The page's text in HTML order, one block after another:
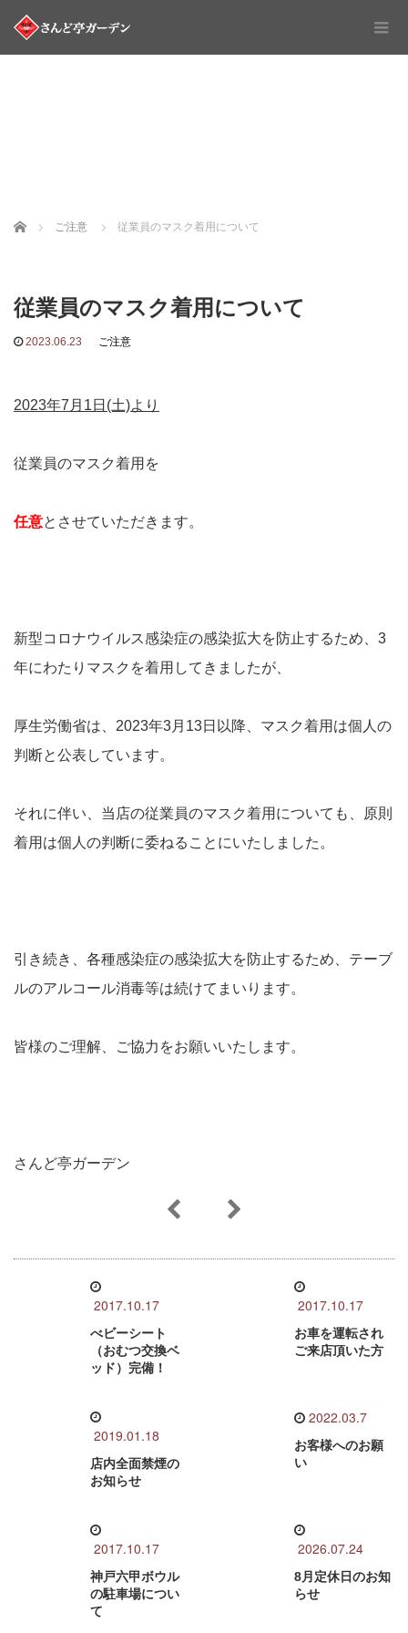
Home ご注意 従業員のマスク着用について
従業員のマスク着用について
2023.06.23 ご注意
2023年7月1日(土)より
従業員のマスク着用を
任意とさせていただきます。
新型コロナウイルス感染症の感染拡大を防止するため、3
年にわたりマスクを着用してきましたが、
厚生労働省は、2023年3月13日以降、マスク着用は個人の
判断と公表しています。
それに伴い、当店の従業員のマスク着用についても、原則
着用は個人の判断に委ねることにいたしました。
引き続き、各種感染症の感染拡大を防止するため、テーブ
ルのアルコール消毒等は続けてまいります。
皆様のご理解、ご協力をお願いいたします。
さんど亭ガーデン
2017.10.17
べビーシート
（おむつ交換ベ
ッド）完備！
2017.10.17
お車を運転され
ご来店頂いた方
2019.01.18
店内全面禁煙の
お知らせ
2022.03.7
お客様へのお願
い
2017.10.17
神戸六甲ボウル
の駐車場につい
て
2026.07.24
8月定休日のお知
らせ